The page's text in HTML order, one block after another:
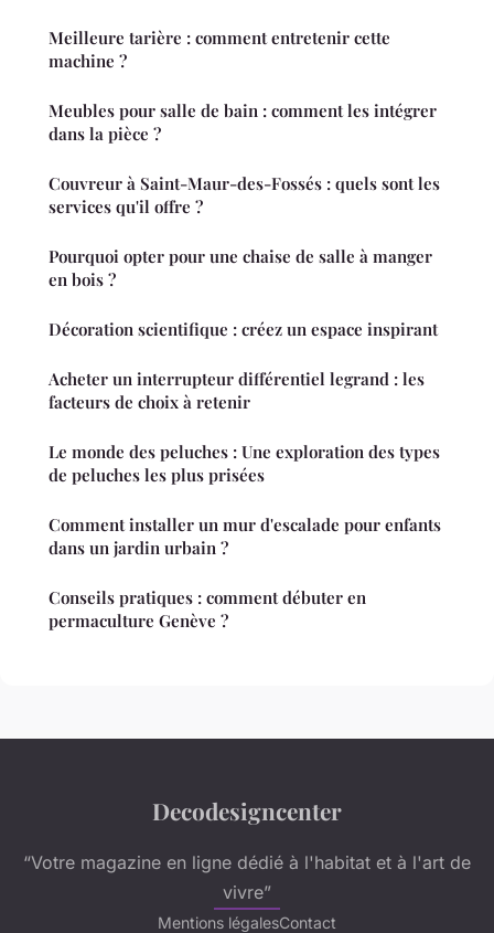
Meilleure tarière : comment entretenir cette
machine ?
Meubles pour salle de bain : comment les intégrer
dans la pièce ?
Couvreur à Saint-Maur-des-Fossés : quels sont les
services qu'il offre ?
Pourquoi opter pour une chaise de salle à manger
en bois ?
Décoration scientifique : créez un espace inspirant
Acheter un interrupteur différentiel legrand : les
facteurs de choix à retenir
Le monde des peluches : Une exploration des types
de peluches les plus prisées
Comment installer un mur d'escalade pour enfants
dans un jardin urbain ?
Conseils pratiques : comment débuter en
permaculture Genève ?
Decodesigncenter
“Votre magazine en ligne dédié à l'habitat et à l'art de
vivre”
Mentions légalesContact